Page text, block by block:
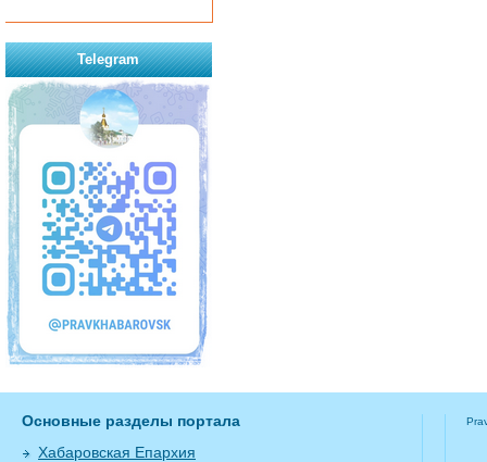
Telegram
Основные разделы портала
Хабаровская Епархия